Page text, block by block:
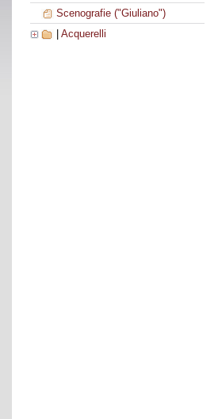
Scenografie ("Giuliano")
Acquerelli